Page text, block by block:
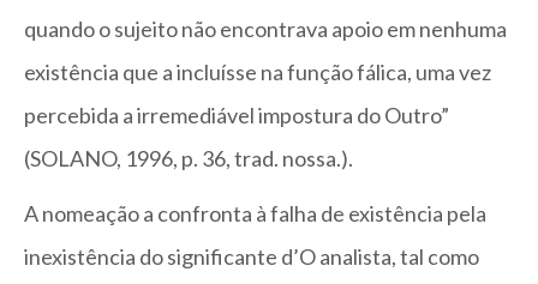
quando o sujeito não encontrava apoio em nenhuma
existência que a incluísse na função fálica, uma vez
percebida a irremediável impostura do Outro”
(SOLANO, 1996, p. 36, trad. nossa.).
A nomeação a confronta à falha de existência pela
inexistência do significante d’O analista, tal como